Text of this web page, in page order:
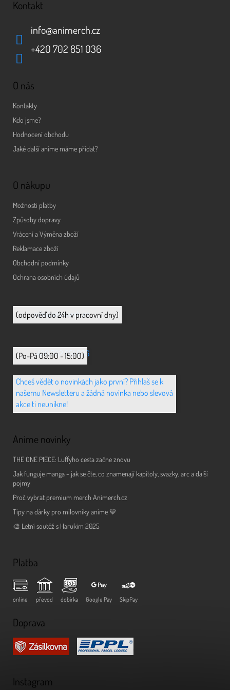
Kontakt
info@animerch.cz
+420 702 851 036
O nás
Kontakty
Kdo jsme?
Hodnocení obchodu
Jaké další anime máme přidat?
O nákupu
Možnosti platby
Způsoby dopravy
Vrácení a Výměna zboží
Reklamace zboží
Obchodní podmínky
Ochrana osobních údajů
info@animerch.cz
(odpověď do 24h v pracovní dny)
+420 702 851 036
(Po-Pá 09:00 - 15:00)
Chceš vědět o novinkách jako první? Přihlaš se k
našemu Newsletteru a žádná novinka nebo slevová
akce ti neunikne!
Anime novinky
THE ONE PIECE: Luffyho cesta začne znovu
Jak funguje manga - jak se čte, co znamenají kapitoly, svazky, arc a další
pojmy
Proč vybrat premium merch Animerch.cz
Tipy na dárky pro milovníky anime 💙
🎨 Letní soutěž s Harukim 2025
Platba
online převod dobírka Google Pay SkipPay
Doprava
Instagram